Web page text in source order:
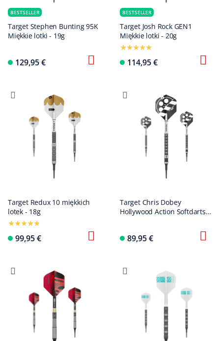
BESTSELLER
Target Stephen Bunting 95K
Miękkie lotki - 19g
129,95 €
BESTSELLER
Target Josh Rock GEN1
Miękkie lotki - 20g
114,95 €
Target Redux 10 miękkich
lotek - 18g
99,95 €
Target Chris Dobey
Hollywood Action Softdarts -
89,95 €